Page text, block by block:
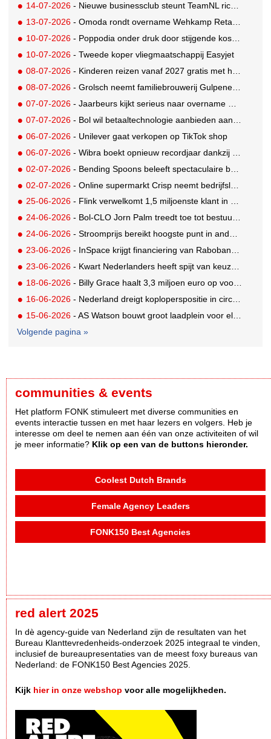
14-07-2026 - Nieuwe businessclub steunt TeamNL richting Spelen Los Angeles '28
13-07-2026 - Omoda rondt overname Wehkamp Retail Group af
10-07-2026 - Poppodia onder druk door stijgende kosten, minder publiek en achterblijvende subsidies
10-07-2026 - Tweede koper vliegmaatschappij Easyjet
08-07-2026 - Kinderen reizen vanaf 2027 gratis met het OV. Korting 65+ verdwijnt
08-07-2026 - Grolsch neemt familiebrouwerij Gulpener over
07-07-2026 - Jaarbeurs kijkt serieus naar overname RAI Amsterdam
07-07-2026 - Bol wil betaaltechnologie aanbieden aan online ondernemers
06-07-2026 - Unilever gaat verkopen op TikTok shop
06-07-2026 - Wibra boekt opnieuw recordjaar dankzij investeringen in winkels, logistiek en formule
02-07-2026 - Bending Spoons beleeft spectaculaire beursgang, bedrijfswaarde verdubbeld
02-07-2026 - Online supermarkt Crisp neemt bedrijfslunch-aanbieder De Buurtboer over
25-06-2026 - Flink verwelkomt 1,5 miljoenste klant in Nederland
24-06-2026 - Bol-CLO Jorn Palm treedt toe tot bestuur Thuiswinkel.org
24-06-2026 - Stroomprijs bereikt hoogste punt in anderhalf jaar
23-06-2026 - InSpace krijgt financiering van Rabobank voor internationale groei
23-06-2026 - Kwart Nederlanders heeft spijt van keuze op basis van online review
18-06-2026 - Billy Grace haalt 3,3 miljoen euro op voor Europese groei
16-06-2026 - Nederland dreigt koploperspositie in circulair textiel te verliezen
15-06-2026 - AS Watson bouwt groot laadplein voor elektrische vrachtwagens
Volgende pagina »
communities & events
Het platform FONK stimuleert met diverse communities en
events interactie tussen en met haar lezers en volgers. Heb je
interesse om deel te nemen aan één van onze activiteiten of wil
je meer informatie? Klik op een van de buttons hieronder.
Coolest Dutch Brands
Female Agency Leaders
FONK150 Best Agencies
red alert 2025
In dè agency-guide van Nederland zijn de resultaten van het
Bureau Klanttevredenheids-onderzoek 2025 integraal te vinden,
inclusief de bureaupresentaties van de meest foxy bureaus van
Nederland: de FONK150 Best Agencies 2025.
Kijk hier in onze webshop voor alle mogelijkheden.